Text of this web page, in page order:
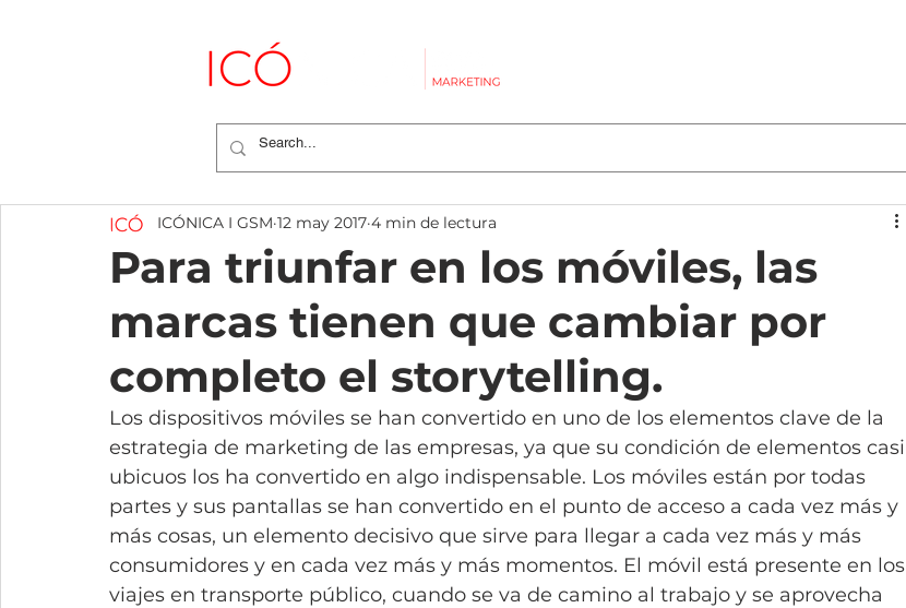
Para triunfar en los móviles, las
marcas tienen que cambiar por
completo el storytelling.
ICÓNICA I GSM 12 may 2017 4 min de lectura
Los dispositivos móviles se han convertido en uno de los elementos clave de la
estrategia de marketing de las empresas, ya que su condición de elementos casi
ubicuos los ha convertido en algo indispensable. Los móviles están por todas
partes y sus pantallas se han convertido en el punto de acceso a cada vez más y
más cosas, un elemento decisivo que sirve para llegar a cada vez más y más
consumidores y en cada vez más y más momentos. El móvil está presente en los
viajes en transporte público, cuando se va de camino al trabajo y se aprovecha